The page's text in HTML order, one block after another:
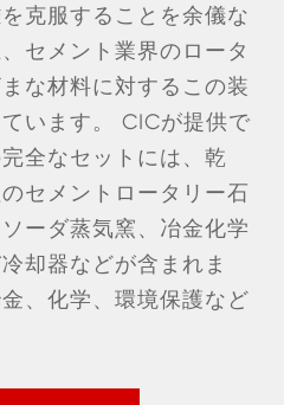
克服することを余儀な
セメント業界のロータ
な材料に対するこの装
います。 CICが提供で
全なセットには、乾
セメントロータリー石
ーダ蒸気窯、冶金化学
却器などが含まれま
、化学、環境保護など